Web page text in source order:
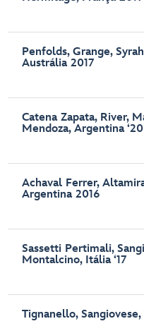
Penfolds, Grange,
Austrália 2017
Catena Zapata, River,
Mendoza, Argentina ‘20
Achaval Ferrer,
Argentina 2016
Sassetti Pertimali,
Montalcino, Itália ‘17
Tignanello, Sangiovese,